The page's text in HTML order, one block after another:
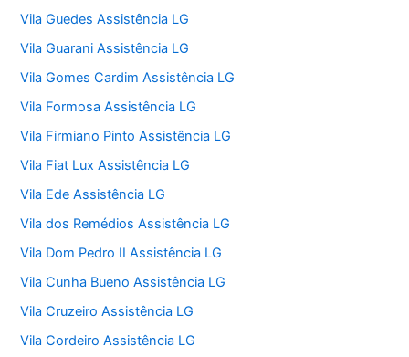
Vila Guedes Assistência LG
Vila Guarani Assistência LG
Vila Gomes Cardim Assistência LG
Vila Formosa Assistência LG
Vila Firmiano Pinto Assistência LG
Vila Fiat Lux Assistência LG
Vila Ede Assistência LG
Vila dos Remédios Assistência LG
Vila Dom Pedro II Assistência LG
Vila Cunha Bueno Assistência LG
Vila Cruzeiro Assistência LG
Vila Cordeiro Assistência LG